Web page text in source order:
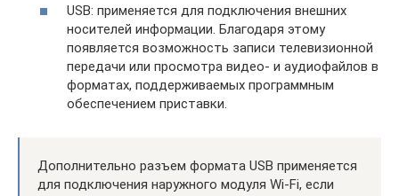
USB: применяется для подключения внешних
носителей информации. Благодаря этому
появляется возможность записи телевизионной
передачи или просмотра видео- и аудиофайлов в
форматах, поддерживаемых программным
обеспечением приставки.
Дополнительно разъем формата USB применяется
для подключения наружного модуля Wi-Fi, если